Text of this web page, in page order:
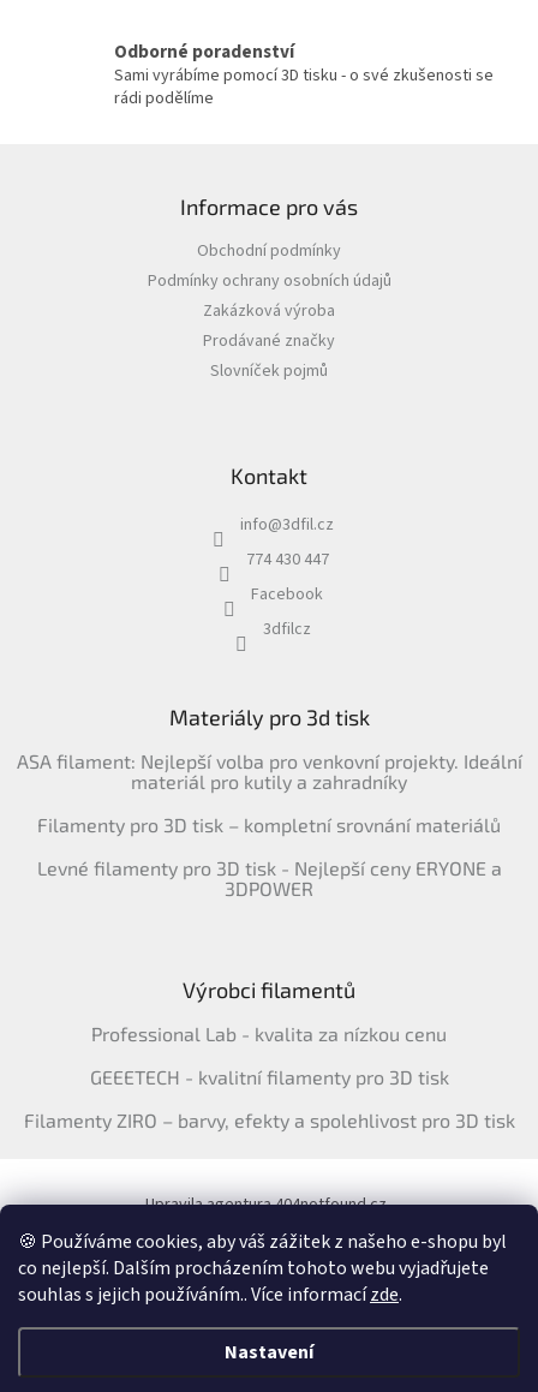
🍪 Používáme cookies, aby váš zážitek z našeho e-shopu byl
co nejlepší. Dalším procházením tohoto webu vyjadřujete
souhlas s jejich používáním.. Více informacízde.
Nastavení
p
i
Odborné poradenství
Sami vyrábíme pomocí 3D tisku - o své zkušenosti se
rádi podělíme
Informace pro vás
Obchodní podmínky
Podmínky ochrany osobních údajů
Zakázková výroba
Prodávané značky
Slovníček pojmů
Kontakt
info@3dfil.cz
774 430 447
Facebook
3dfilcz
Materiály pro 3d tisk
ASA filament: Nejlepší volba pro venkovní projekty. Ideální
materiál pro kutily a zahradníky
Filamenty pro 3D tisk – kompletní srovnání materiálů
Levné filamenty pro 3D tisk - Nejlepší ceny ERYONE a
3DPOWER
Výrobci filamentů
Professional Lab - kvalita za nízkou cenu
GEEETECH - kvalitní filamenty pro 3D tisk
Filamenty ZIRO – barvy, efekty a spolehlivost pro 3D tisk
Upravila agentura 404notfound.cz
Katalog filamentů ERYONE pro ČR
Vytvořil Shoptet &